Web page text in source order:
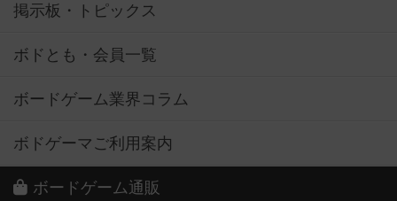
掲示板・トピックス
ボドとも・会員一覧
ボードゲーム業界コラム
ボドゲーマご利用案内
ボードゲーム通販